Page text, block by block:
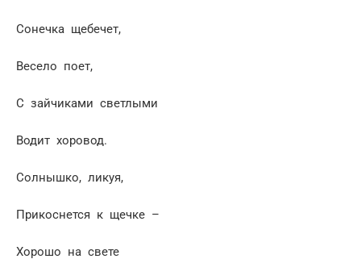
Сонечка щебечет,
Весело поет,
С зайчиками светлыми
Водит хоровод.
Солнышко, ликуя,
Прикоснется к щечке –
Хорошо на свете